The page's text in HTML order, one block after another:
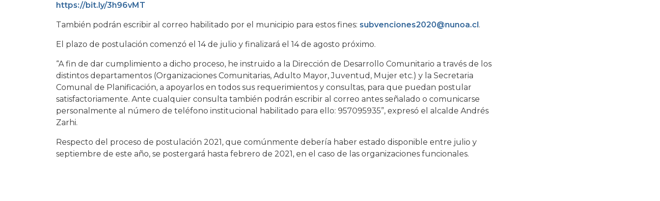
https://bit.ly/3h96vMT
También podrán escribir al correo habilitado por el municipio para estos fines: subvenciones2020@nunoa.cl.
El plazo de postulación comenzó el 14 de julio y finalizará el 14 de agosto próximo.
“A fin de dar cumplimiento a dicho proceso, he instruido a la Dirección de Desarrollo Comunitario a través de los
distintos departamentos (Organizaciones Comunitarias, Adulto Mayor, Juventud, Mujer etc.) y la Secretaria
Comunal de Planificación, a apoyarlos en todos sus requerimientos y consultas, para que puedan postular
satisfactoriamente. Ante cualquier consulta también podrán escribir al correo antes señalado o comunicarse
personalmente al número de teléfono institucional habilitado para ello: 957095935”, expresó el alcalde Andrés
Zarhi.
Respecto del proceso de postulación 2021, que comúnmente debería haber estado disponible entre julio y
septiembre de este año, se postergará hasta febrero de 2021, en el caso de las organizaciones funcionales.